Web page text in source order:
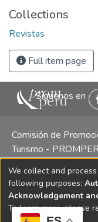
Collections
Revistas
Full item page
Siguenos en
Comisión de
Turismo -
Central telefónica:
Oeste 50, Edificio
Lima
We collect and
following purposes:
Acknowledgement
To learn more, please